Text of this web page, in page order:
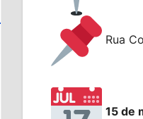
Rua
15 de